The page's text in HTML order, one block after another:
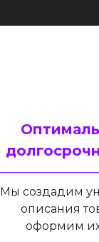
Мы создадим
описания
оформим